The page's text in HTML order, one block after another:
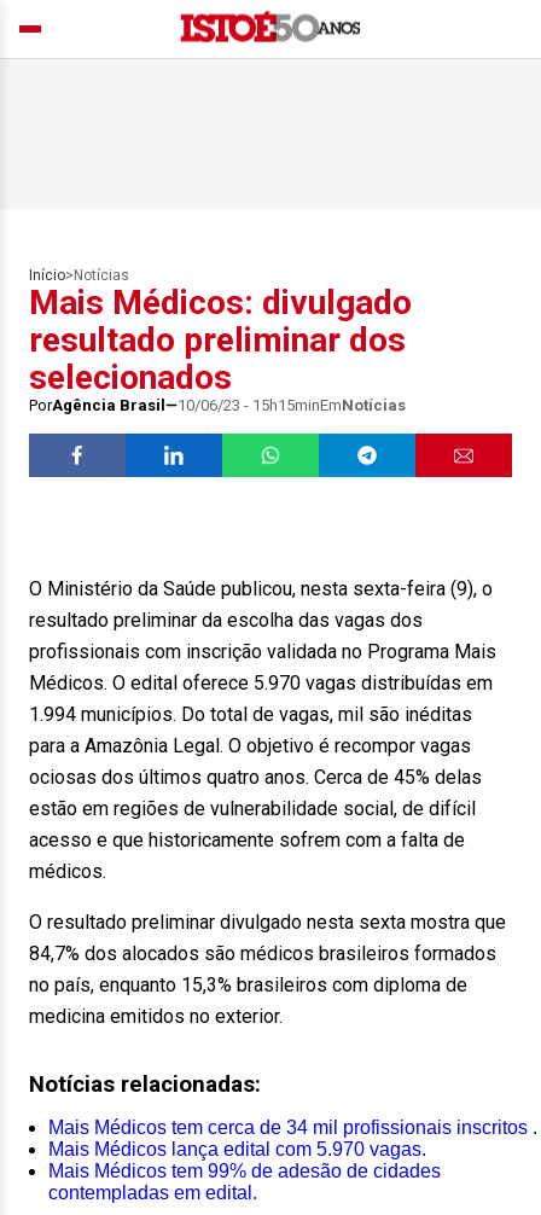
Início> Notícias
Mais Médicos: divulgado
resultado preliminar dos
selecionados
PorAgência Brasil 10/06/23 - 15h15minEmNotícias
O Ministério da Saúde publicou, nesta sexta-feira (9), o
resultado preliminar da escolha das vagas dos
profissionais com inscrição validada no Programa Mais
Médicos. O edital oferece 5.970 vagas distribuídas em
1.994 municípios. Do total de vagas, mil são inéditas
para a Amazônia Legal. O objetivo é recompor vagas
ociosas dos últimos quatro anos. Cerca de 45% delas
estão em regiões de vulnerabilidade social, de difícil
acesso e que historicamente sofrem com a falta de
médicos.
O resultado preliminar divulgado nesta sexta mostra que
84,7% dos alocados são médicos brasileiros formados
no país, enquanto 15,3% brasileiros com diploma de
medicina emitidos no exterior.
Notícias relacionadas:
Mais Médicos tem cerca de 34 mil profissionais inscritos .
Mais Médicos lança edital com 5.970 vagas.
Mais Médicos tem 99% de adesão de cidades
contempladas em edital.